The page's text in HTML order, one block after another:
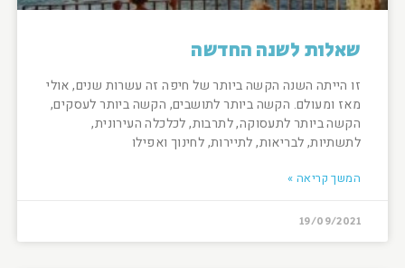
שאלות לשנה החדשה
זו הייתה השנה הקשה ביותר של חיפה זה עשרות שנים, אולי
מאז ומעולם. הקשה ביותר לתושבים, הקשה ביותר לעסקים,
הקשה ביותר לתעסוקה, לתרבות, לכלכלה העירונית,
לתשתיות, לבריאות, לתיירות, לחינוך ואפילו
המשך קריאה »
19/09/2021